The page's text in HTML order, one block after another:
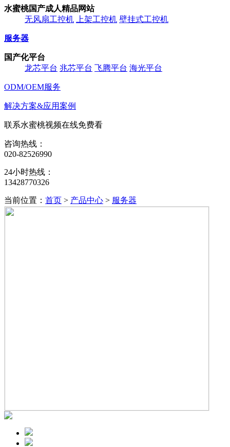
水蜜桃国产成人精品网站
无风扇工控机
上架工控机 壁挂式工控机
服务器
国产化平台
龙芯平台 兆芯平台 飞腾平台 海光平台
ODM/OEM服务
解决方案&应用案例
联系水蜜桃视频在线免费看
咨询热线：
020-82526990
24小时热线：
13428770326
当前位置： 首页 > 产品中心 > 服务器